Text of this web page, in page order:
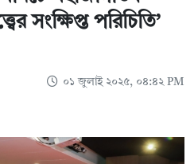
সংক্ষিপ্ত পরিচিতি’
০১ জুলাই ২০২৫, ০৪:৪২ PM